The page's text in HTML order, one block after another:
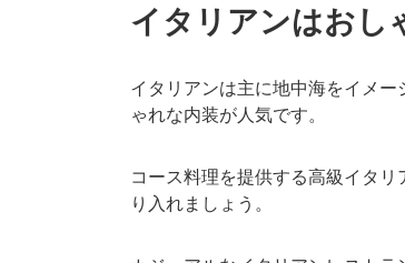
イタリアンはおし
イタリアンは主に地中海をイメ
ゃれな内装が人気です。
コース料理を提供する高級イタ
り入れましょう。